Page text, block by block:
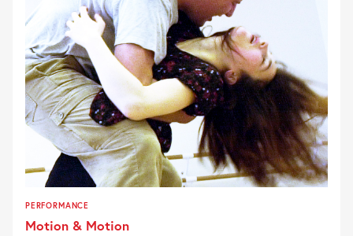
PERFORMANCE
Motion & Motion